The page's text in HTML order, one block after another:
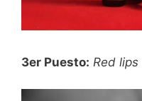
3er Puesto: Red lips